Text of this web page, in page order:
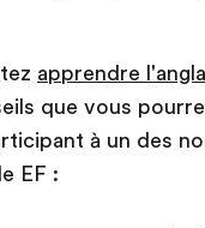
apprendre
que vous
à un des
EF :